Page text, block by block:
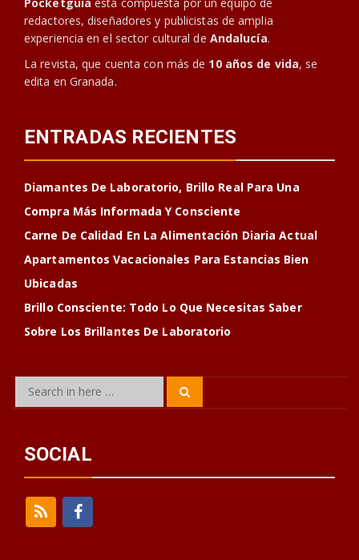
redactores, diseñadores y publicistas de amplia
experiencia en el sector cultural de Andalucía.
La revista, que cuenta con más de 10 años de vida, se
edita en Granada.
ENTRADAS RECIENTES
Diamantes De Laboratorio, Brillo Real Para Una
Compra Más Informada Y Consciente
Carne De Calidad En La Alimentación Diaria Actual
Apartamentos Vacacionales Para Estancias Bien
Ubicadas
Brillo Consciente: Todo Lo Que Necesitas Saber
Sobre Los Brillantes De Laboratorio
Search
SOCIAL